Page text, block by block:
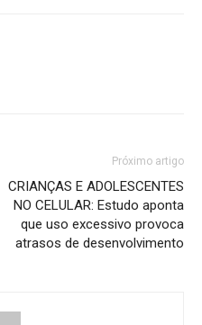
Próximo artigo
CRIANÇAS E ADOLESCENTES
NO CELULAR: Estudo aponta
que uso excessivo provoca
atrasos de desenvolvimento